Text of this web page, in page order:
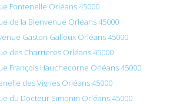
Fontenelle Orléans 45000
de la Bienvenue Orléans 45000
Gaston Galloux Orléans 45000
des Charrieres Orléans 45000
François Hauchecorne Orléans 45000
des Vignes Orléans 45000
du Docteur Simonin Orléans 45000